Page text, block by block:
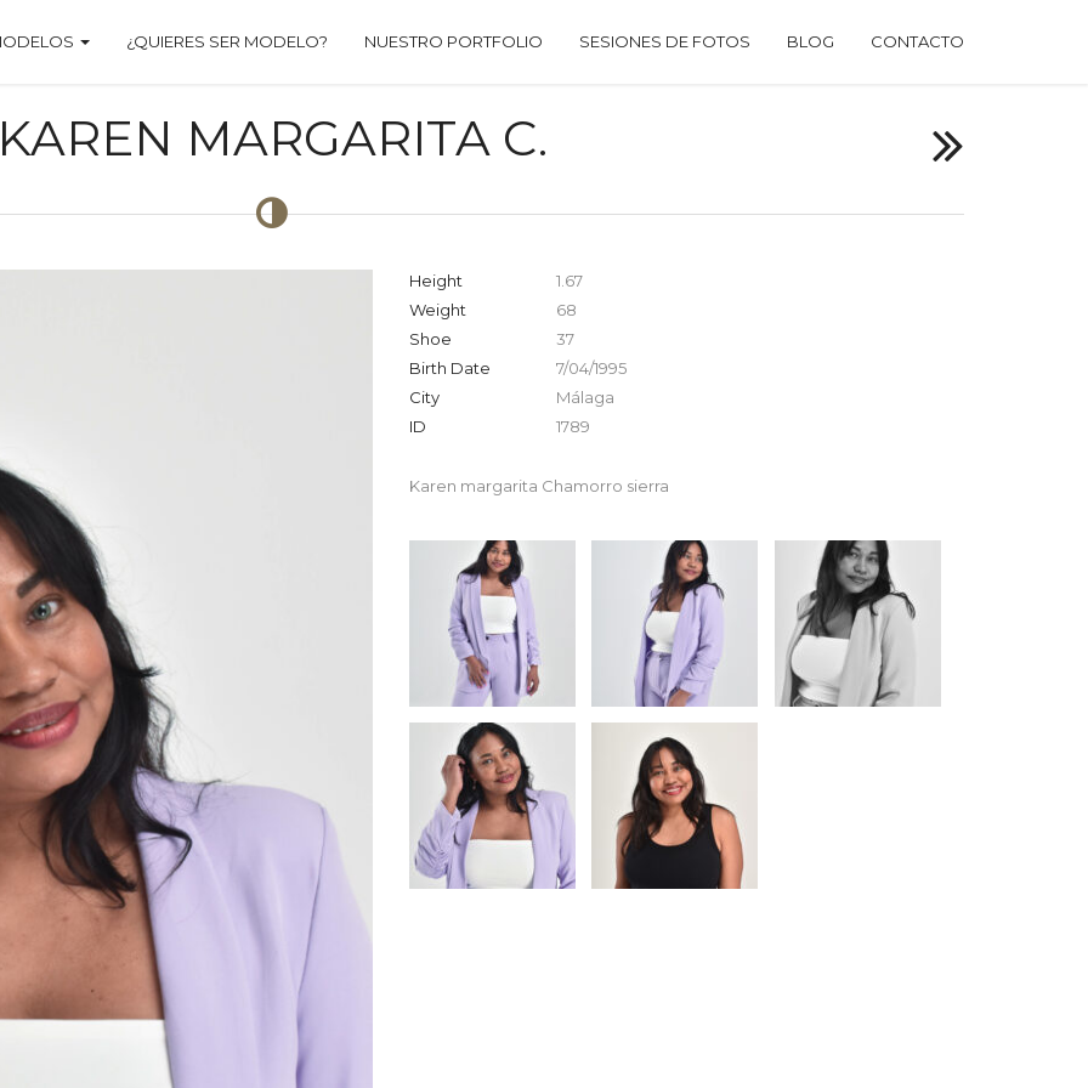
¿QUIERES SER MODELO? NUESTRO PORTFOLIO SESIONES DE FOTOS BLOG CONTACTO
MARGARITA C.
Height
1.67
Weight
68
Shoe
37
Birth Date
7/04/1995
City
Málaga
ID
1789
Karen margarita Chamorro sierra